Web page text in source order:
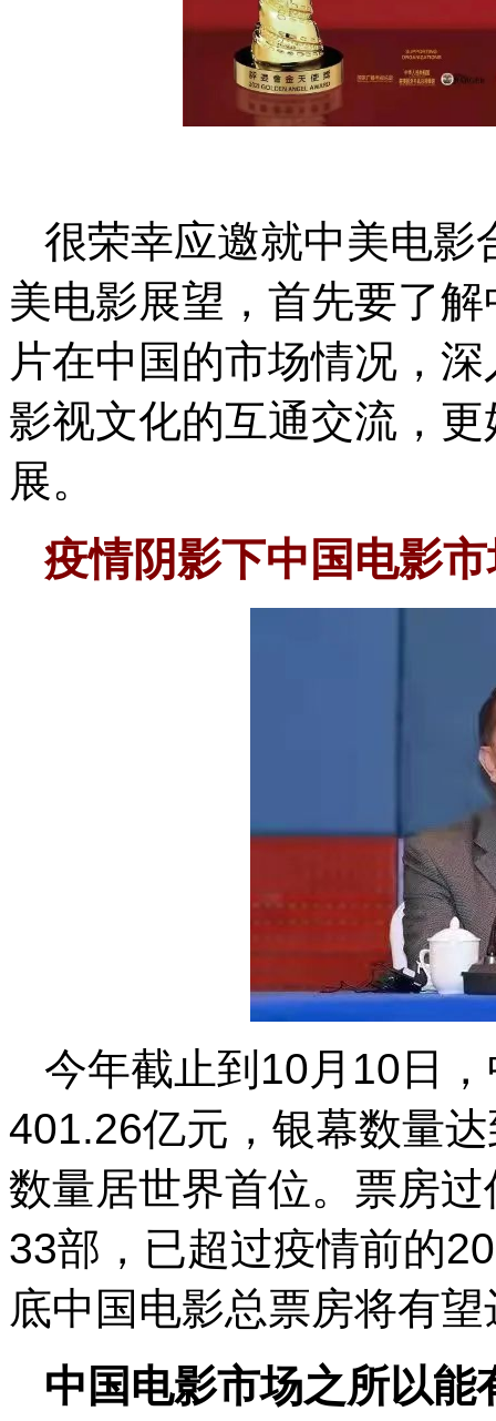
很荣幸应邀就中美电影
美电影展望，首先要了
片在中国的市场情况，
影视文化的互通交流，
展。
疫情阴影下中国电影
今年截止到10月10日
401.26亿元，银幕数量
数量居世界首位。票房
33部，已超过疫情前的
底中国电影总票房将有
中国电影市场之所以